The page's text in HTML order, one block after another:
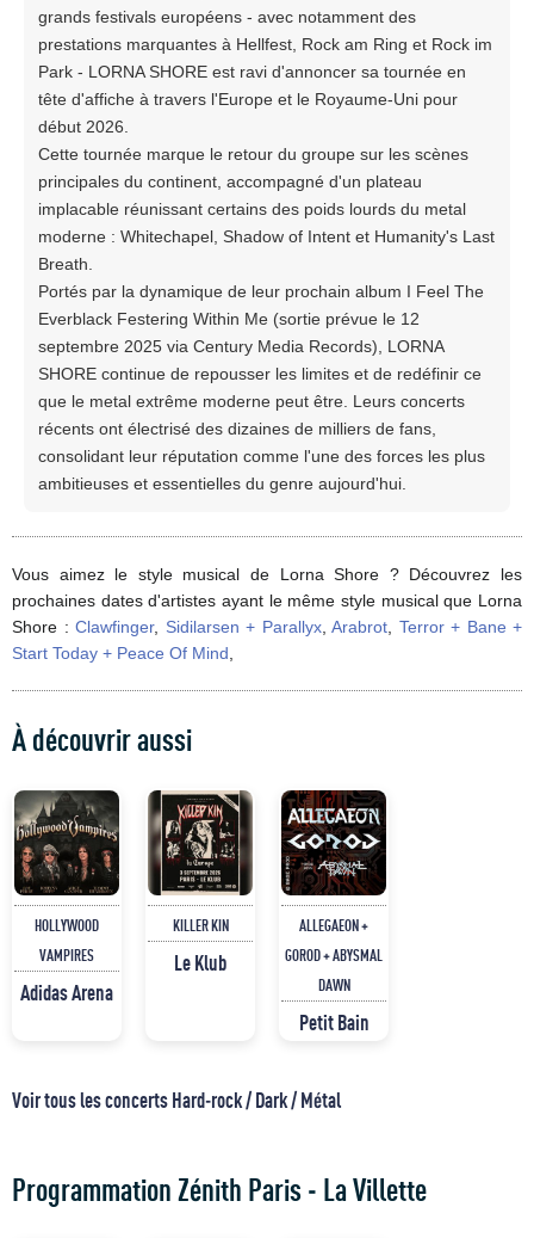
grands festivals européens - avec notamment des
prestations marquantes à Hellfest, Rock am Ring et Rock im
Park - LORNA SHORE est ravi d'annoncer sa tournée en
tête d'affiche à travers l'Europe et le Royaume-Uni pour
début 2026.
Cette tournée marque le retour du groupe sur les scènes
principales du continent, accompagné d'un plateau
implacable réunissant certains des poids lourds du metal
moderne : Whitechapel, Shadow of Intent et Humanity's Last
Breath.
Portés par la dynamique de leur prochain album I Feel The
Everblack Festering Within Me (sortie prévue le 12
septembre 2025 via Century Media Records), LORNA
SHORE continue de repousser les limites et de redéfinir ce
que le metal extrême moderne peut être. Leurs concerts
récents ont électrisé des dizaines de milliers de fans,
consolidant leur réputation comme l'une des forces les plus
ambitieuses et essentielles du genre aujourd'hui.
Vous aimez le style musical de Lorna Shore ? Découvrez les
prochaines dates d'artistes ayant le même style musical que Lorna
Shore : Clawfinger, Sidilarsen + Parallyx, Arabrot
Terror + Bane +
Start Today + Peace Of Mind
À découvrir aussi
HOLLYWOOD
VAMPIRES
Adidas Arena
KILLER KIN
Le Klub
ALLEGAEON +
GOROD + ABYSMAL
DAWN
Petit Bain
Voir tous les concerts Hard-rock / Dark / Métal
Programmation Zénith Paris - La Villette